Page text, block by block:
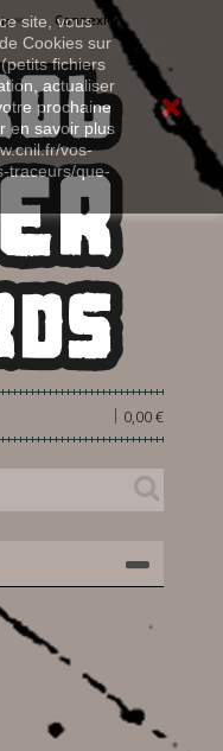
site, vous
Cookies sur
fichiers
actualiser
prochaine
en savoir plus
vos-
traceurs/que-
Connexion
0,00 €
|